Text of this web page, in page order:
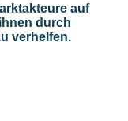
auf
durch
verhelfen.